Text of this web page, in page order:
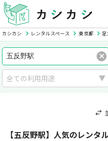
カシカシ レンタルスペース 東京都
【五反野駅】人気のレンタ